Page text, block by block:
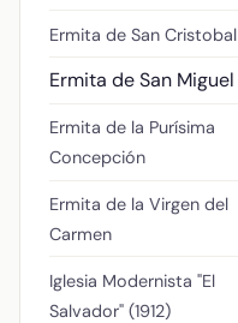
Ermita de San Cristobal
Ermita de San Miguel
Ermita de la Purísima
Concepción
Ermita de la Virgen del
Carmen
Iglesia Modernista "El
Salvador" (1912)